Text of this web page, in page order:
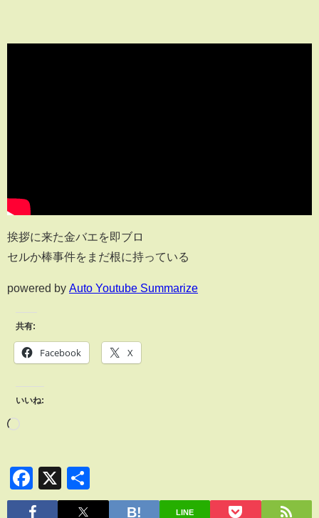
挨拶に来た金バエを即ブロ
セルか棒事件をまだ根に持っている
powered by Auto Youtube Summarize
共有:
Facebook X
いいね:
Facebook
X
有
LINE